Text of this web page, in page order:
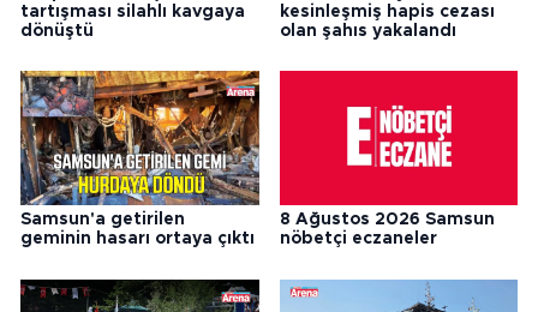
tartışması silahlı kavgaya
dönüştü
kesinleşmiş hapis cezası
olan şahıs yakalandı
Samsun'a getirilen
geminin hasarı ortaya çıktı
8 Ağustos 2026 Samsun
nöbetçi eczaneler